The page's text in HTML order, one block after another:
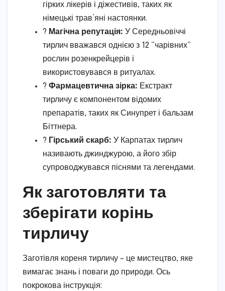
гірких лікерів і діжестивів, таких як
німецькі трав’яні настоянки.
? Магічна репутація: У Середньовіччі
тирлич вважався однією з 12 “чарівних”
рослин розенкрейцерів і
використовувався в ритуалах.
? Фармацевтична зірка: Екстракт
тирличу є компонентом відомих
препаратів, таких як Синупрет і бальзам
Біттнера.
?️ Гірський скарб: У Карпатах тирлич
називають джинджурою, а його збір
супроводжувався піснями та легендами.
Як заготовляти та
зберігати корінь
тирличу
Заготівля кореня тирличу – це мистецтво, яке
вимагає знань і поваги до природи. Ось
покрокова інструкція: